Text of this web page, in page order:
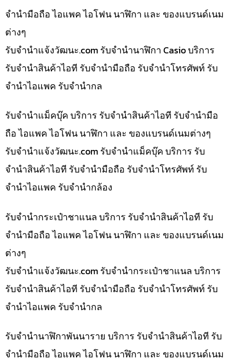
จำนำมือถือ ไอแพค ไอโฟน นาฬิกา และ ของแบรนด์เนม
ต่างๆ
รับจํานําแจ้งวัฒนะ.com รับจำนำนาฬิกา Casio บริการ
รับจำนำสินค้าไอที รับจำนำมือถือ รับจำนำโทรศัพท์ รับ
จำนำไอแพค รับจำนำกล
รับจำนำแม็คบุ๊ค บริการ รับจำนำสินค้าไอที รับจำนำมือ
ถือ ไอแพค ไอโฟน นาฬิกา และ ของแบรนด์เนมต่างๆ
รับจํานําแจ้งวัฒนะ.com รับจำนำแม็คบุ๊ค บริการ รับ
จำนำสินค้าไอที รับจำนำมือถือ รับจำนำโทรศัพท์ รับ
จำนำไอแพค รับจำนำกล้อง
รับจำนำกระเป๋าชาแนล บริการ รับจำนำสินค้าไอที รับ
จำนำมือถือ ไอแพค ไอโฟน นาฬิกา และ ของแบรนด์เนม
ต่างๆ
รับจํานําแจ้งวัฒนะ.com รับจำนำกระเป๋าชาแนล บริการ
รับจำนำสินค้าไอที รับจำนำมือถือ รับจำนำโทรศัพท์ รับ
จำนำไอแพค รับจำนำกล
รับจำนำนาฬิกาพันนาราย บริการ รับจำนำสินค้าไอที รับ
จำนำมือถือ ไอแพค ไอโฟน นาฬิกา และ ของแบรนด์เนม